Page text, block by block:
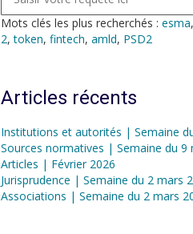
Mots clés les plus recherchés : esma,
2,token, fintech, amld, PSD2
Articles récents
Institutions et autorités | Semaine
Sources normatives | Semaine du 9
Articles | Février 2026
Jurisprudence | Semaine du 2 mars
Associations | Semaine du 2 mars